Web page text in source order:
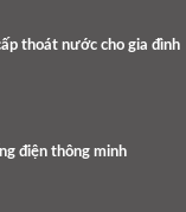
thoát nước cho gia đình
điện thông minh